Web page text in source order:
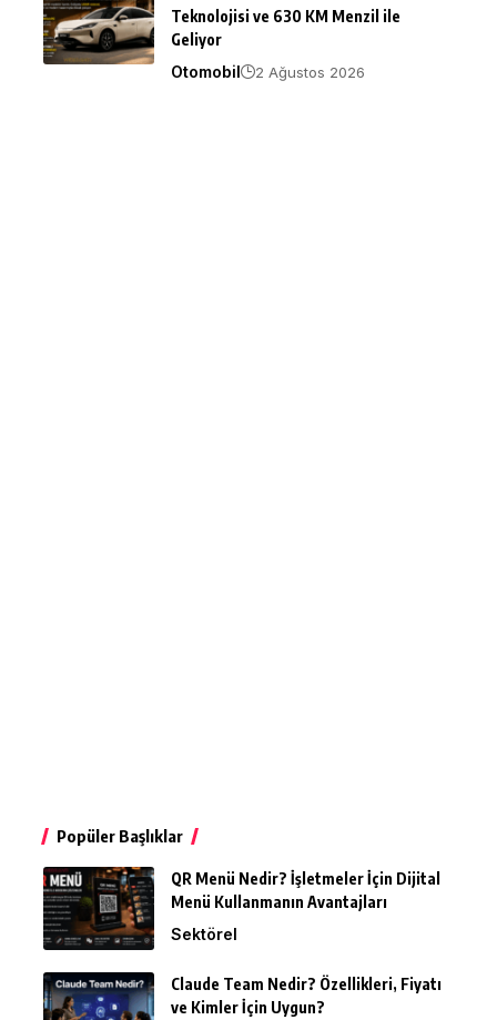
Teknolojisi ve 630 KM Menzil ile
Geliyor
Otomobil
2 Ağustos 2026
Popüler Başlıklar
QR Menü Nedir? İşletmeler İçin Dijital
Menü Kullanmanın Avantajları
Sektörel
Claude Team Nedir? Özellikleri, Fiyatı
ve Kimler İçin Uygun?